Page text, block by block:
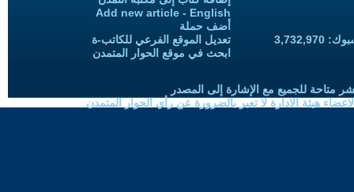
Add new article - English
أضف حملة
تعديل الموقع الفرعي للكاتب-ة
ابحث في موقع الحوار المتمدن
متاحة للجميع مع الإشارة إلى المصدر
هيئة الادارة لا تعبر بالضرورة عن رأي الحوار المتمدن